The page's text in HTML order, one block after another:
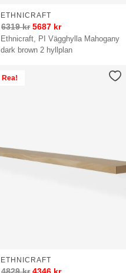
Ethnicraft, PI Vägghylla Mahogany
dark brown 2 hyllplan
ETHNICRAFT
6319kr 5687 kr
Rea!
ETHNICRAFT